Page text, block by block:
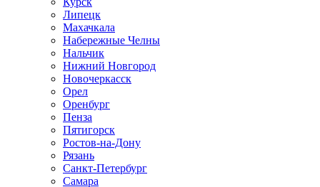
Липецк
Махачкала
Набережные Челны
Нальчик
Нижний Новгород
Новочеркасск
Орел
Оренбург
Пенза
Пятигорск
Ростов-на-Дону
Рязань
Санкт-Петербург
Самара